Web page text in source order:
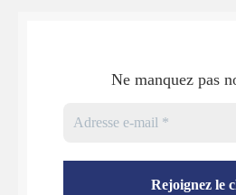
Ne manquez pas